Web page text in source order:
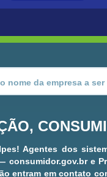
Agentes dos
consumidor.gov.br e
entram em contato